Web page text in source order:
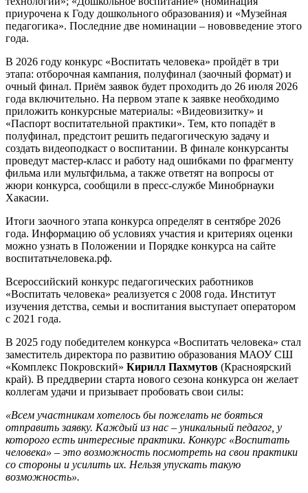
приурочена к Году дошкольного образования) и «Музейная
педагогика». Последние две номинации – нововведение этого
года.
В 2026 году конкурс «Воспитать человека» пройдёт в три
этапа: отборочная кампания, полуфинал (заочный формат) и
очный финал. Приём заявок будет проходить до 26 июля 2026
года включительно. На первом этапе к заявке необходимо
приложить конкурсные материалы: «Видеовизитку» и
«Паспорт воспитательной практики». Тем, кто попадёт в
полуфинал, предстоит решить педагогическую задачу и
создать видеоподкаст о воспитании. В финале конкурсанты
проведут мастер-класс и работу над ошибками по фрагменту
фильма или мультфильма, а также ответят на вопросы от
жюри конкурса, сообщили в пресс-службе Минобрнауки
Хакасии.
Итоги заочного этапа конкурса определят в сентябре 2026
года. Информацию об условиях участия и критериях оценки
можно узнать в Положении и Порядке конкурса на сайте
воспитатьчеловека.рф.
Всероссийский конкурс педагогических работников
«Воспитать человека» реализуется с 2008 года. Институт
изучения детства, семьи и воспитания выступает оператором
с 2021 года.
В 2025 году победителем конкурса «Воспитать человека» стал
заместитель директора по развитию образования МАОУ СШ
«Комплекс Покровский» Кирилл Пахмутов (Красноярский
край). В преддверии старта нового сезона конкурса он желает
коллегам удачи и призывает пробовать свои силы:
«Всем участникам хотелось бы пожелать не бояться
отправить заявку. Каждый из нас – уникальный педагог, у
которого есть интересные практики. Конкурс «Воспитать
человека» – это возможность посмотреть на свои практики
со стороны и усилить их. Нельзя упускать такую
возможность».